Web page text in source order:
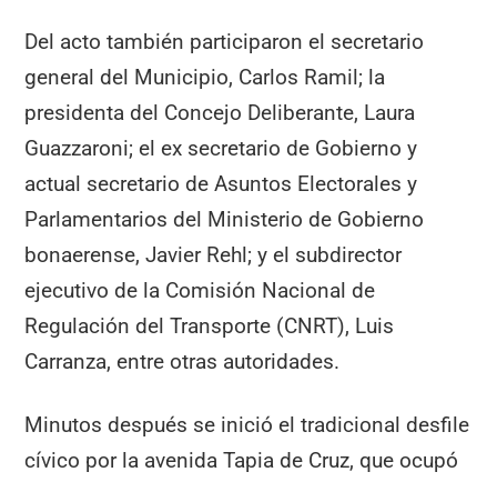
Del acto también participaron el secretario
general del Municipio, Carlos Ramil; la
presidenta del Concejo Deliberante, Laura
Guazzaroni; el ex secretario de Gobierno y
actual secretario de Asuntos Electorales y
Parlamentarios del Ministerio de Gobierno
bonaerense, Javier Rehl; y el subdirector
ejecutivo de la Comisión Nacional de
Regulación del Transporte (CNRT), Luis
Carranza, entre otras autoridades.
Minutos después se inició el tradicional desfile
cívico por la avenida Tapia de Cruz, que ocupó